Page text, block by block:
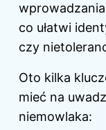
co ułatwi
czy
Oto kilka
mieć na
niemowlaka: